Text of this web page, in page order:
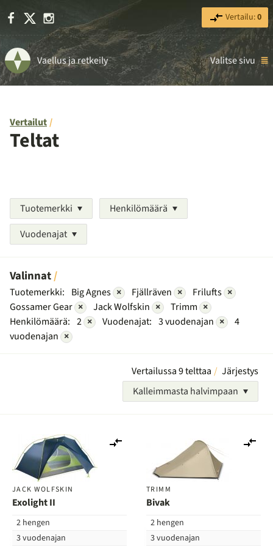
Facebook Instagram Vertailu:0
Vaellus ja retkeily Valitse sivu
Vertailut
Teltat
Tuotemerkki
Henkilömäärä
Vuodenajat
Valinnat
Tuotemerkki: Big Agnes × Fjällräven × Frilufts ×
Gossamer Gear × Jack Wolfskin × Trimm ×
Henkilömäärä: 2 × Vuodenajat: 3 vuodenajan ×
4
vuodenajan ×
Vertailussa 9 telttaa
Järjestys
Kalleimmasta halvimpaan
JACK WOLFSKIN
Exolight II
2 hengen
3 vuodenajan
TRIMM
Bivak
2 hengen
3 vuodenajan